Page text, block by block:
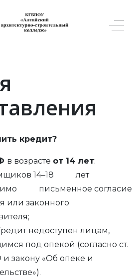
кредит?
в возрасте от 14 лет:
14–18 лет
письменное согласие
или законного
недоступен лицам,
под опекой (согласно ст.
закону «Об опеке и